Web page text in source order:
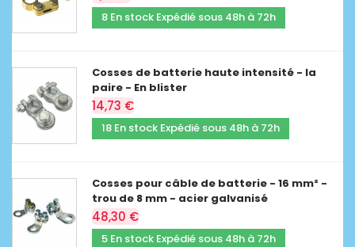
8 En stock Expédié sous 48h à 72h
Cosses de batterie haute intensité - la
paire - En blister
14,73 €
18 En stock Expédié sous 48h à 72h
Cosses pour câble de batterie - 16 mm² -
trou de 8 mm - acier galvanisé
48,30 €
5 En stock Expédié sous 48h à 72h